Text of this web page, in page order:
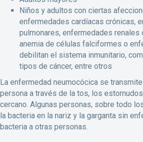
Niños y adultos con ciertas
enfermedades cardíacas crónicas,
pulmonares, enfermedades renales
anemia de células falciformes o
debilitan el sistema inmunitario,
tipos de cáncer, entre otros
La enfermedad neumocócica se
persona a través de la tos, los
cercano. Algunas personas, sobre todo
la bacteria en la nariz y la garganta sin
bacteria a otras personas.